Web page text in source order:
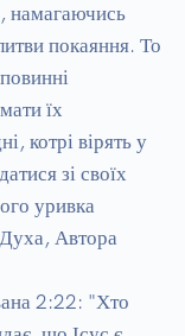
намагаючись
покаяння. То
їх
котрі вірять у
зі своїх
уривка
Духа, Автора
2:22: "Хто